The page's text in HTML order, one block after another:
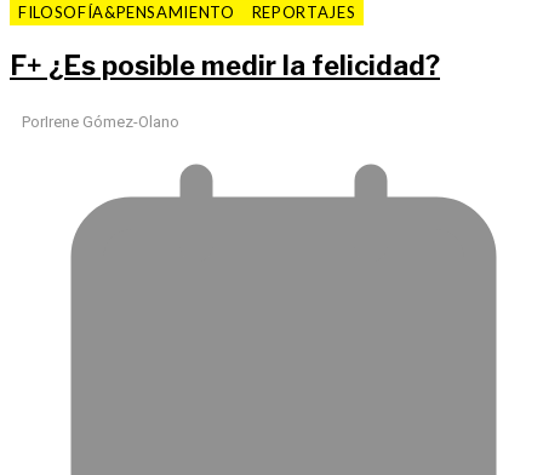
FILOSOFÍA&PENSAMIENTO REPORTAJES
F+ ¿Es posible medir la felicidad?
PorIrene Gómez-Olano